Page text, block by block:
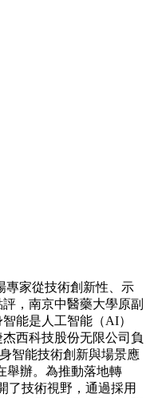
家從技術創新性、示
，南京中醫藥大學原副
能是人工智能（AI）
西科技股份无限公司負
智能技術創新與場景應
舉辦。為推動落地轉
了技術視野，通過採用